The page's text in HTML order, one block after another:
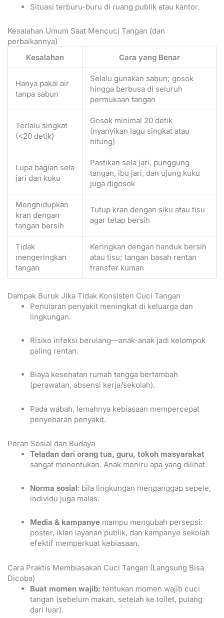
Situasi terburu-buru di ruang publik atau kantor.
Kesalahan Umum Saat Mencuci Tangan (dan
perbaikannya)
Kesalahan
Cara yang Benar
Hanya pakai air
tanpa sabun
Selalu gunakan sabun; gosok
hingga berbusa di seluruh
permukaan tangan
Terlalu singkat
(<20 detik)
Gosok minimal 20 detik
(nyanyikan lagu singkat atau
hitung)
Lupa bagian sela
jari dan kuku
Pastikan sela jari, punggung
tangan, ibu jari, dan ujung kuku
juga digosok
Menghidupkan
kran dengan
tangan bersih
Tutup kran dengan siku atau tisu
agar tetap bersih
Tidak
mengeringkan
tangan
Keringkan dengan handuk bersih
atau tisu; tangan basah rentan
transfer kuman
Dampak Buruk Jika Tidak Konsisten Cuci Tangan
Penularan penyakit meningkat di keluarga dan
lingkungan.
Risiko infeksi berulang—anak-anak jadi kelompok
paling rentan.
Biaya kesehatan rumah tangga bertambah
(perawatan, absensi kerja/sekolah).
Pada wabah, lemahnya kebiasaan mempercepat
penyebaran penyakit.
Peran Sosial dan Budaya
Teladan dari orang tua, guru, tokoh masyarakat
sangat menentukan. Anak meniru apa yang dilihat.
Norma sosial: bila lingkungan menganggap sepele,
individu juga malas.
Media & kampanye mampu mengubah persepsi:
poster, iklan layanan publik, dan kampanye sekolah
efektif memperkuat kebiasaan.
Cara Praktis Membiasakan Cuci Tangan (Langsung Bisa
Dicoba)
Buat momen wajib: tentukan momen wajib cuci
tangan (sebelum makan, setelah ke toilet, pulang
dari luar).